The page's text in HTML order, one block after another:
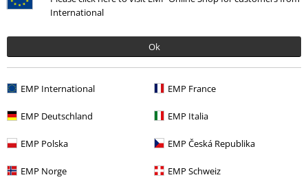
International
Ok
EMP International EMP France
EMP Deutschland EMP Italia
EMP Polska EMP Česká Republika
EMP Norge EMP Schweiz
5
Länge
War diese Bewertung hilfreich für dich?